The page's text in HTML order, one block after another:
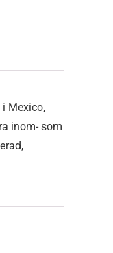
Mexico,
inom- som